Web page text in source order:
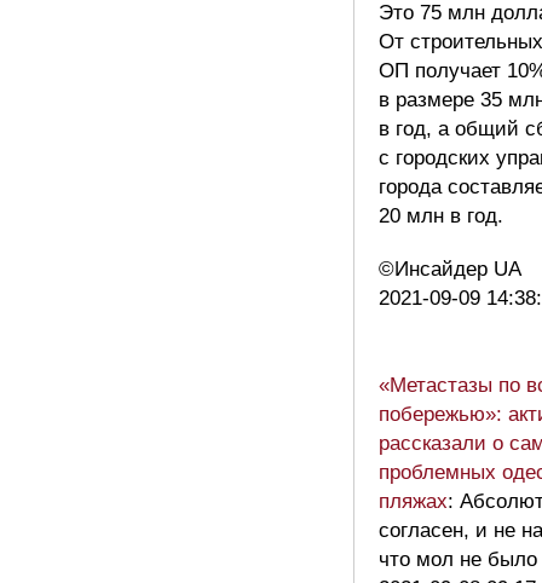
Это 75 млн
От
ОП получает
в размере 35
в год, а общий
с городских
города
20 млн в год.
©️Инсайдер UA
2021-09-09
«Метастазы по
побережью»:
рассказали о
проблемных
пляжах:
согласен, и не
что мол не